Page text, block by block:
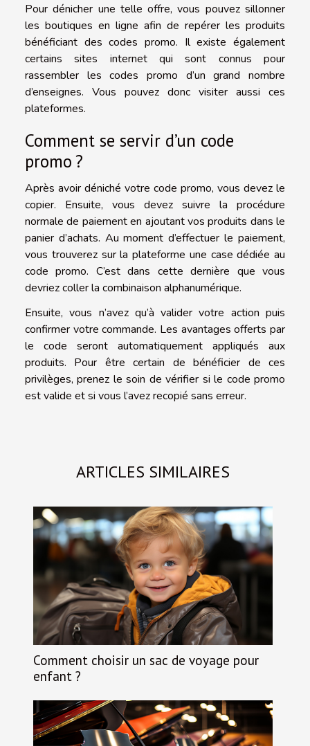
Pour dénicher une telle offre, vous pouvez sillonner
les boutiques en ligne afin de repérer les produits
bénéficiant des codes promo. Il existe également
certains sites internet qui sont connus pour
rassembler les codes promo d’un grand nombre
d’enseignes. Vous pouvez donc visiter aussi ces
plateformes.
Comment se servir d’un code
promo ?
Après avoir déniché votre code promo, vous devez le
copier. Ensuite, vous devez suivre la procédure
normale de paiement en ajoutant vos produits dans le
panier d’achats. Au moment d’effectuer le paiement,
vous trouverez sur la plateforme une case dédiée au
code promo. C’est dans cette dernière que vous
devriez coller la combinaison alphanumérique.
Ensuite, vous n’avez qu’à valider votre action puis
confirmer votre commande. Les avantages offerts par
le code seront automatiquement appliqués aux
produits. Pour être certain de bénéficier de ces
privilèges, prenez le soin de vérifier si le code promo
est valide et si vous l’avez recopié sans erreur.
ARTICLES SIMILAIRES
Comment choisir un sac de voyage pour
enfant ?